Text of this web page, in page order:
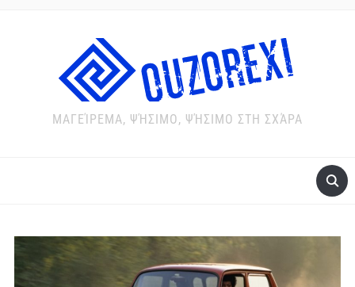
ΜΑΓΕΊΡΕΜΑ, ΨΉΣΙΜΟ, ΨΉΣΙΜΟ ΣΤΗ ΣΧΆΡΑ